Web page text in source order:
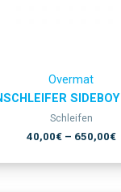
Overmat
Schleifen
40,00€– 650,00€